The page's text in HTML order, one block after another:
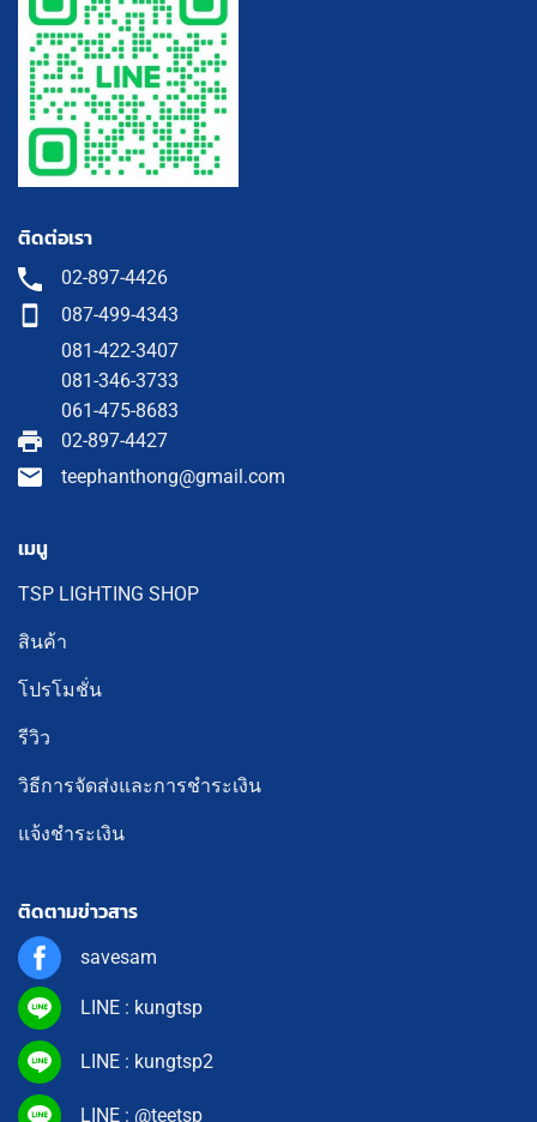
ติดต่อเรา
02-897-4426
087-499-4343
081-422-3407
081-346-3733
061-475-8683
02-897-4427
teephanthong@gmail.com
เมนู
TSP LIGHTING SHOP
สินค้า
โปรโมชั่น
รีวิว
วิธีการจัดส่งและการชำระเงิน
แจ้งชำระเงิน
ติดตามข่าวสาร
savesam
LINE : kungtsp
LINE : kungtsp2
LINE : @teetsp